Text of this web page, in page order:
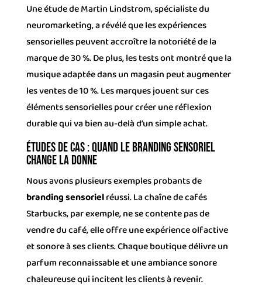
Une étude de Martin Lindstrom, spécialiste du
neuromarketing, a révélé que les expériences
sensorielles peuvent accroître la notoriété de la
marque de 30 %. De plus, les tests ont montré que la
musique adaptée dans un magasin peut augmenter
les ventes de 10 %. Les marques jouent sur ces
éléments sensorielles pour créer une réflexion
durable qui va bien au-delà d’un simple achat.
Études de cas : Quand le branding sensoriel
change la donne
Nous avons plusieurs exemples probants de
branding sensorielréussi. La chaîne de cafés
Starbucks, par exemple, ne se contente pas de
vendre du café, elle offre une expérience olfactive
et sonore à ses clients. Chaque boutique délivre un
parfum reconnaissable et une ambiance sonore
chaleureuse qui incitent les clients à revenir.